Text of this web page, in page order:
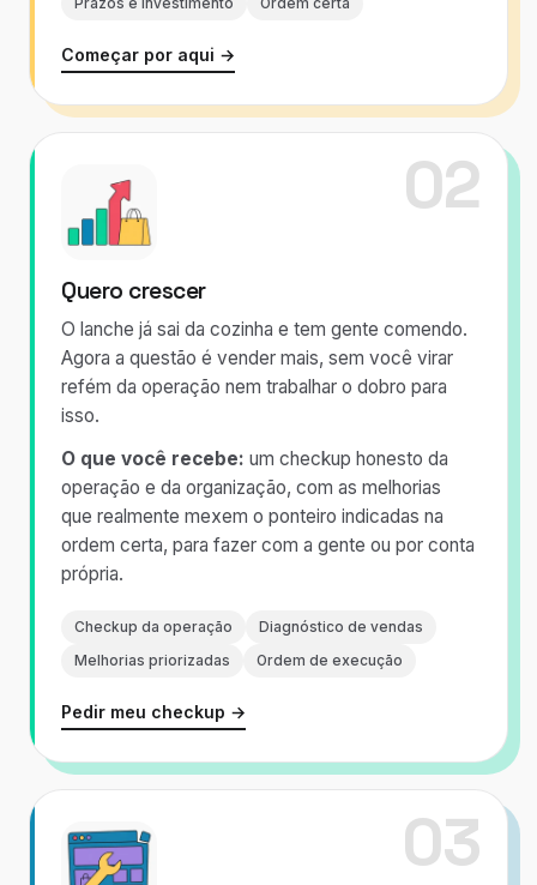
Prazos e investimento Ordem certa
Começar por aqui →
02
Quero crescer
O lanche já sai da cozinha e tem gente comendo.
Agora a questão é vender mais, sem você virar
refém da operação nem trabalhar o dobro para
isso.
O que você recebe: um checkup honesto da
operação e da organização, com as melhorias
que realmente mexem o ponteiro indicadas na
ordem certa, para fazer com a gente ou por conta
própria.
Checkup da operação
Diagnóstico de vendas
Melhorias priorizadas
Ordem de execução
Pedir meu checkup →
03